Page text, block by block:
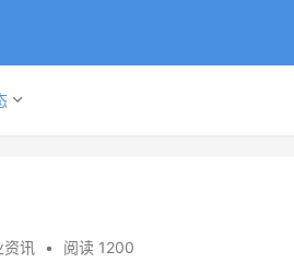
讯 • 阅读 1200